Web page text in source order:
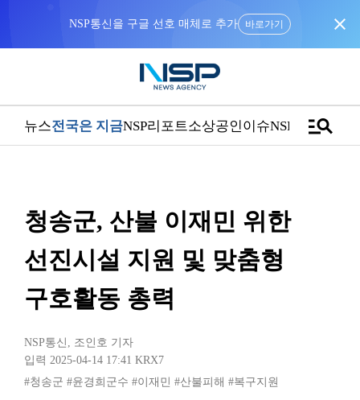
NSP통신을 구글 선호 매체로 추가 바로가기 close
뉴스전국은 지금NSP리포트소상공인이슈NSPTVmanage_search
청송군, 산불 이재민 위한
선진시설 지원 및 맞춤형
구호활동 총력
NSP통신 , 조인호 기자
입력 2025-04-14 17:41 KRX7
#청송군 #윤경희군수 #이재민 #산불피해 #복구지원